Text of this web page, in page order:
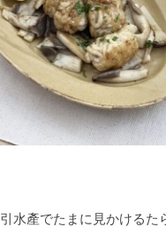
水產でたまに見かけるた